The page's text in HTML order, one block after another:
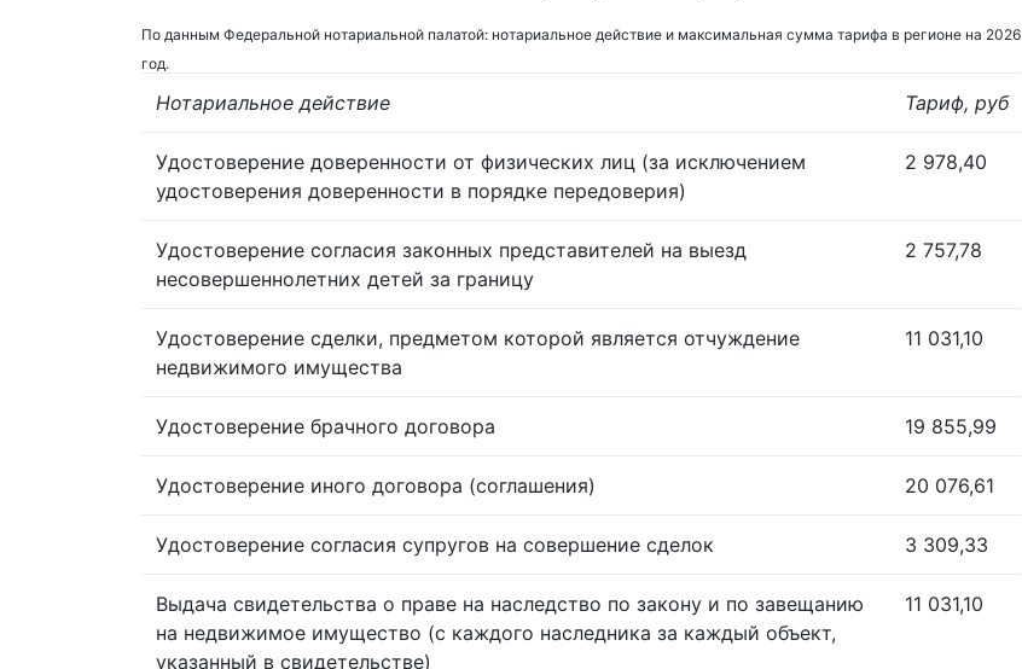
По данным Федеральной нотариальной палатой: нотариальное действие и максимальная сумма тарифа в регионе на 2026
год.
Нотариальное действие Тариф, руб
Удостоверение доверенности от физических лиц (за исключением
удостоверения доверенности в порядке передоверия)
2 978,40
Удостоверение согласия законных представителей на выезд
несовершеннолетних детей за границу
2 757,78
Удостоверение сделки, предметом которой является отчуждение
недвижимого имущества
11 031,10
Удостоверение брачного договора 19 855,99
Удостоверение иного договора (соглашения) 20 076,61
Удостоверение согласия супругов на совершение сделок 3 309,33
Выдача свидетельства о праве на наследство по закону и по завещанию
на недвижимое имущество (с каждого наследника за каждый объект,
указанный в свидетельстве)
11 031,10